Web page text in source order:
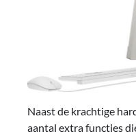
Naast de krachtige
aantal extra functies